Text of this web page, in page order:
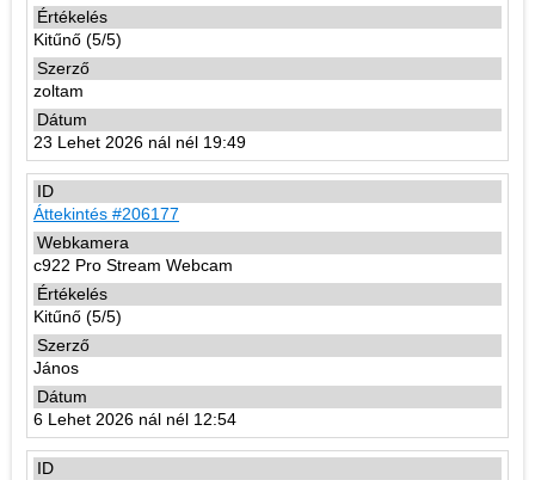
Kitűnő (5/5)
zoltam
23 Lehet 2026 nál nél 19:49
Áttekintés #206177
c922 Pro Stream Webcam
Kitűnő (5/5)
János
6 Lehet 2026 nál nél 12:54